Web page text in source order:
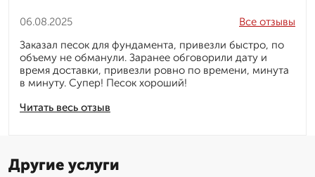
06.08.2025
Читать весь отзыв
Все отзывы
Заказал песок для фундамента, привезли быстро, по
объему не обманули. Заранее обговорили дату и
время доставки, привезли ровно по времени, минута
в минуту. Супер! Песок хороший!
Другие услуги